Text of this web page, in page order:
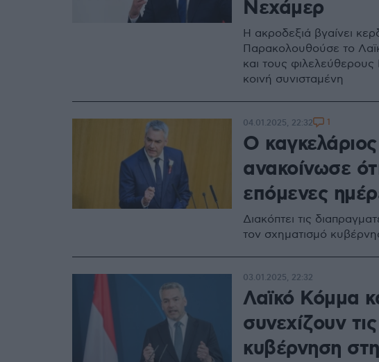
Νεχάμερ
H ακροδεξιά βγαίνει
Παρακολουθούσε το
και τους
κοινή συνισταμένη
Ο
ανακοίνωσε
επόμενες
Διακόπτει τις
τον σχηματισμό
04.01.2025, 22:32 1
Λαϊκό Κόμμα
συνεχίζουν
κυβέρνηση
03.01.2025, 22:32